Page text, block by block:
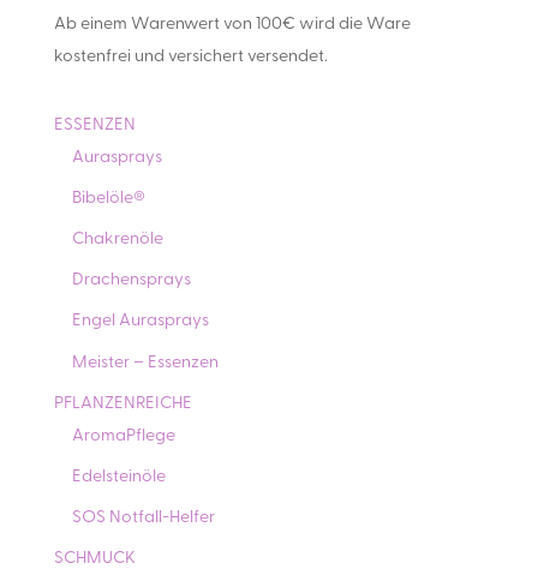
Ab einem Warenwert von 100€ wird die Ware
kostenfrei und versichert versendet.
ESSENZEN
Aurasprays
Bibelöle®
Chakrenöle
Drachensprays
Engel Aurasprays
Meister – Essenzen
PFLANZENREICHE
AromaPflege
Edelsteinöle
SOS Notfall-Helfer
SCHMUCK